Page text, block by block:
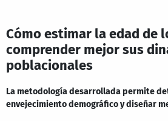
Cómo estimar la edad de
comprender mejor sus
poblacionales
La metodología desarrollada permite
envejecimiento demográfico y diseñar